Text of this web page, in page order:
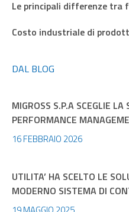
Le principali differenze tra
Costo industriale di
DAL BLOG
MIGROSS S.P.A SCEGLIE
PERFORMANCE
16 FEBBRAIO 2026
UTILITA’ HA SCELTO LE
MODERNO SISTEMA DI